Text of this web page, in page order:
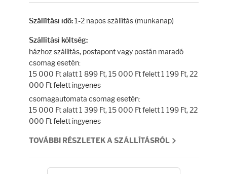
Szállítási idő:1-2 napos szállítás (munkanap)
Szállítási költség:
házhoz szállítás, postapont vagy postán maradó
csomag esetén:
15 000 Ft alatt 1 899 Ft, 15 000 Ft felett 1 199 Ft, 22
000 Ft felett ingyenes
csomagautomata csomag esetén:
15 000 Ft alatt 1 399 Ft, 15 000 Ft felett 1 199 Ft, 22
000 Ft felett ingyenes
TOVÁBBI RÉSZLETEK A SZÁLLÍTÁSRÓL
Orrsprayk
Torokpasztillák
Fogkrémek
Fényvédelem
Napozás előtt